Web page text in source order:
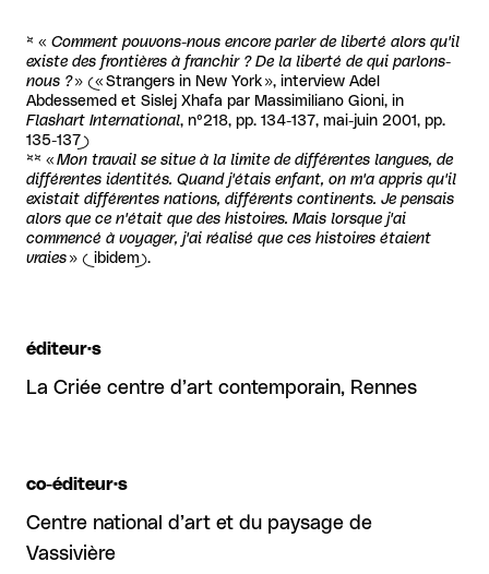
* « Comment pouvons-nous encore parler de liberté alors qu'il
existe des frontières à franchir ? De la liberté de qui parlons-
nous ?» (« Strangers in New York », interview Adel
Abdessemed et Sislej Xhafa par Massimiliano Gioni, in
Flashart International, n°218, pp. 134-137, mai-juin 2001, pp.
135-137)
** « Mon travail se situe à la limite de différentes langues, de
différentes identités. Quand j'étais enfant, on m'a appris qu'il
existait différentes nations, différents continents. Je pensais
alors que ce n'était que des histoires. Mais lorsque j'ai
commencé à voyager, j'ai réalisé que ces histoires étaient
vraies » ( ibidem).
éditeur·s
La Criée centre d’art contemporain, Rennes
co-éditeur·s
Centre national d’art et du paysage de
Vassivière